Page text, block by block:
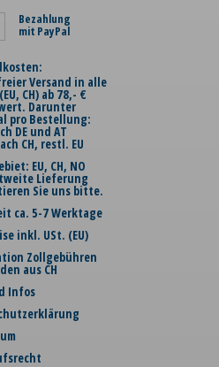
Bezahlung
mit PayPal
Versand in alle
CH) ab 78,- €
Darunter
pro Bestellung:
DE und AT
CH, restl. EU
EU, CH, NO
Lieferung
Sie uns bitte.
ca. 5-7 Werktage
inkl. USt. (EU)
Zollgebühren
aus CH
Infos